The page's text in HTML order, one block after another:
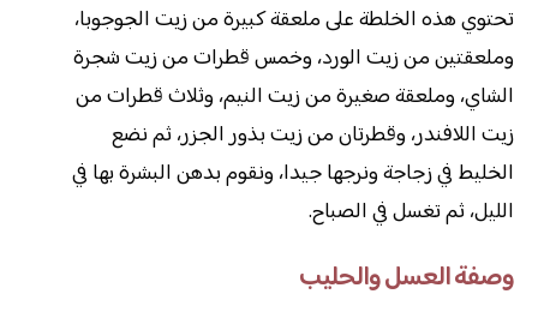
تحتوي هذه الخلطة على ملعقة كبيرة من زيت الجوجوبا،
وملعقتين من زيت الورد، وخمس قطرات من زيت شجرة
الشاي، وملعقة صغيرة من زيت النيم، وثلاث قطرات من
زيت اللافندر، وقطرتان من زيت بذور الجزر، ثم نضع
الخليط في زجاجة ونرجها جيدا، ونقوم بدهن البشرة بها في
الليل، ثم تغسل في الصباح.
وصفة العسل والحليب